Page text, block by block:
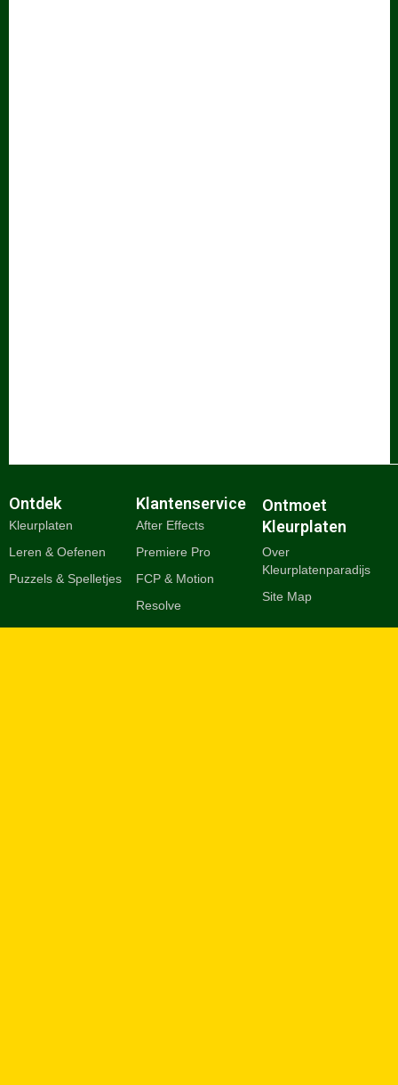
Ontdek
Kleurplaten
Leren & Oefenen
Puzzels & Spelletjes
Klantenservice
After Effects
Premiere Pro
FCP & Motion
Resolve
Ontmoet
Kleurplaten
Over
Kleurplatenparadijs
Site Map